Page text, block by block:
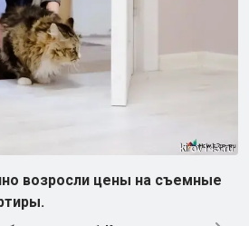
возросли цены на съемные